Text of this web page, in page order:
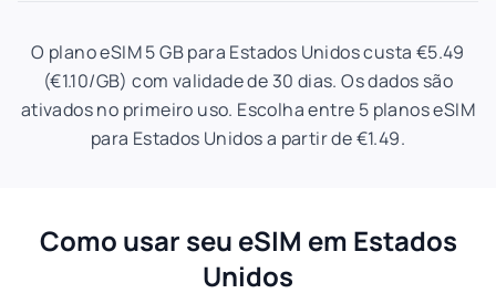
O plano eSIM 5 GB para Estados Unidos custa €5.49
(€1.10/GB) com validade de 30 dias. Os dados são
ativados no primeiro uso. Escolha entre 5 planos eSIM
para Estados Unidos a partir de €1.49.
Como usar seu eSIM em Estados
Unidos